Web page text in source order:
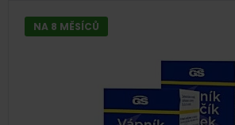
NA 8 MĚSÍCŮ